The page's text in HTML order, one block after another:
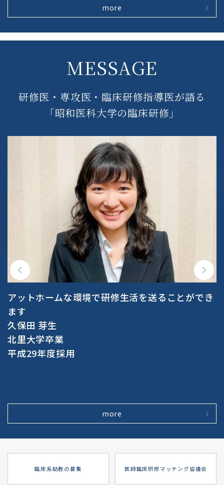
more
MESSAGE
研修医・専攻医・臨床研修指導医が語る
「昭和医科大学の臨床研修」
アットホームな環境で研修生活を送ることができ
ます
久保田 芽生
北里大学卒業
平成29年度採用
more
臨床系助教の募集 医師臨床研修マッチング協議会